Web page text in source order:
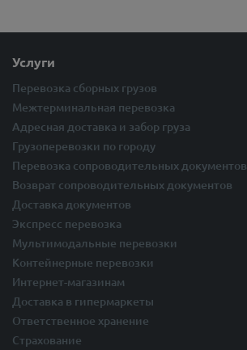
Услуги
Перевозка сборных грузов
Межтерминальная перевозка
Адресная доставка и забор груза
Грузоперевозки по городу
Перевозка сопроводительных документов
Возврат сопроводительных документов
Доставка документов
Экспресс перевозка
Мультимодальные перевозки
Контейнерные перевозки
Интернет-магазинам
Доставка в гипермаркеты
Ответственное хранение
Страхование